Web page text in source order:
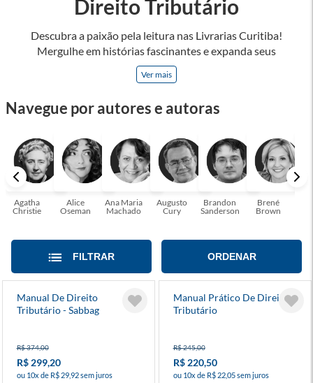
Descubra a paixão pela leitura nas Livrarias Curitiba!
Mergulhe em histórias fascinantes e expanda seus
horizontes, onde cada página é uma porta para novos
universos e perspectivas. Ler nos permite viajar sem sair do
e tenha a oportunidade de alcançar o seu crescimento
passe um tempo no mundo da imaginação! A leitura
transforma vidas e estamos aqui para ajudar a transformar a
sua! Tenha certeza, temos o livro perfeito para você!
Ver mais
Direito Tributário
Navegue por autores e autoras
Agatha
Christie
Alice
Oseman
Ana Maria
Machado
Augusto
Cury
Brandon
Sanderson
Brené
Brown
FILTRAR ORDENAR
Manual De Direito
Tributário - Sabbag
R$ 374,00
R$ 299,20
ou 10x de R$ 29,92 sem juros
Manual Prático De Direito
Tributário
R$ 245,00
R$ 220,50
ou 10x de R$ 22,05 sem juros